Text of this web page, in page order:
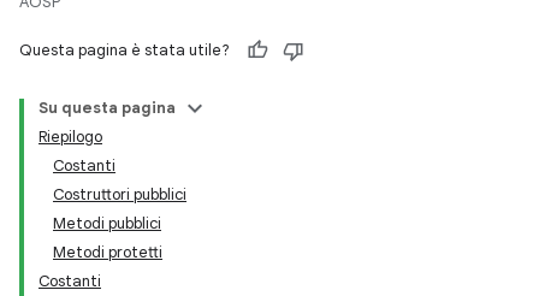
Questa pagina è stata utile?
Su questa pagina
Riepilogo
Costanti
Costruttori pubblici
Metodi pubblici
Metodi protetti
Costanti